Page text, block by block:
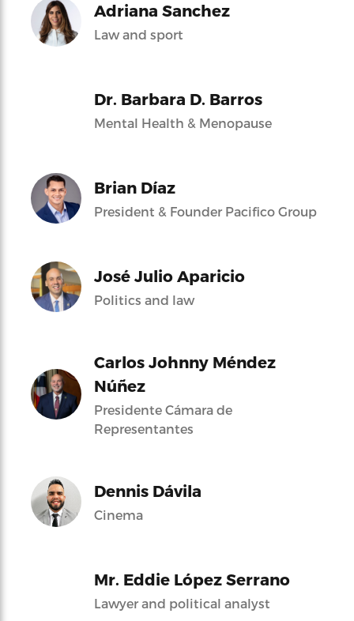
Adriana Sanchez
Law and sport
Dr. Barbara D. Barros
Mental Health & Menopause
Brian Díaz
President & Founder Pacifico Group
José Julio Aparicio
Politics and law
Carlos Johnny Méndez
Núñez
Presidente Cámara de
Representantes
Dennis Dávila
Cinema
Mr. Eddie López Serrano
Lawyer and political analyst